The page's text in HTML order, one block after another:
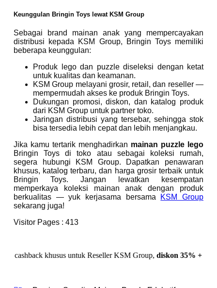
Keunggulan Bringin Toys lewat KSM Group
Sebagai brand mainan anak yang mempercayakan
distribusi kepada KSM Group, Bringin Toys memiliki
beberapa keunggulan:
Produk lego dan puzzle diseleksi dengan ketat
untuk kualitas dan keamanan.
KSM Group melayani grosir, retail, dan reseller —
mempermudah akses ke produk Bringin Toys.
Dukungan promosi, diskon, dan katalog produk
dari KSM Group untuk partner toko.
Jaringan distribusi yang tersebar, sehingga stok
bisa tersedia lebih cepat dan lebih menjangkau.
Jika kamu tertarik menghadirkan mainan puzzle lego
Bringin Toys di toko atau sebagai koleksi rumah,
segera hubungi KSM Group. Dapatkan penawaran
khusus, katalog terbaru, dan harga grosir terbaik untuk
Bringin Toys. Jangan lewatkan kesempatan
memperkaya koleksi mainan anak dengan produk
berkualitas — yuk kerjasama bersama KSM Group
sekarang juga!
Visitor Pages : 413
khusus untuk Reseller KSM Group,diskon 35% + Cashback